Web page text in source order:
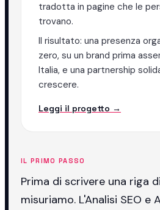
tradotta in pagine che le
trovano.
Il risultato: una presenza
zero, su un brand prima
Italia, e una partnership
crescere.
Leggi il progetto →
IL PRIMO PASSO
Prima di scrivere una riga
misuriamo. L'Analisi SEO